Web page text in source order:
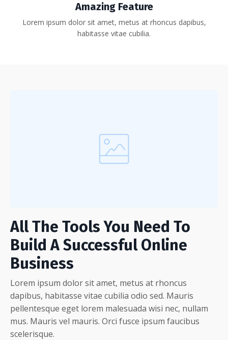
Amazing Feature
Lorem ipsum dolor sit amet, metus at rhoncus dapibus,
habitasse vitae cubilia.
All The Tools You Need To
Build A Successful Online
Business
Lorem ipsum dolor sit amet, metus at rhoncus
dapibus, habitasse vitae cubilia odio sed. Mauris
pellentesque eget lorem malesuada wisi nec, nullam
mus. Mauris vel mauris. Orci fusce ipsum faucibus
scelerisque.